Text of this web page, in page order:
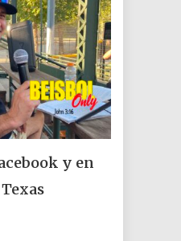
y en